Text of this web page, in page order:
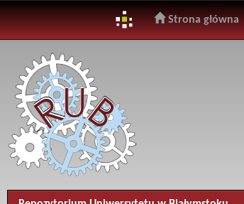
navigation
Strona główna